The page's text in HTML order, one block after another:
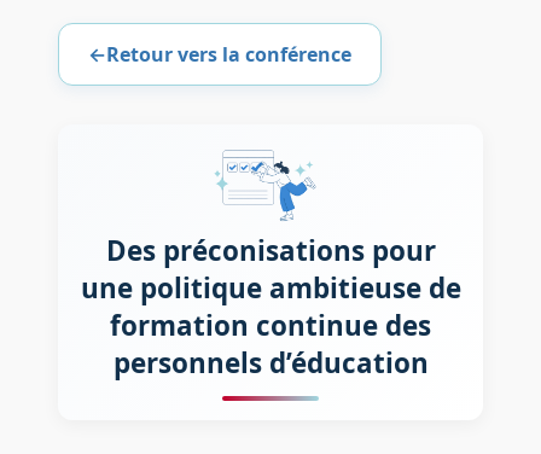
←Retour vers la conférence
Des préconisations pour
une politique ambitieuse de
formation continue des
personnels d’éducation